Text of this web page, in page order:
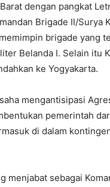
dengan pangkat
Brigade II/Surya
brigade yang
Belanda I. Selain itu
ke Yogyakarta.
mengantisipasi
pemerintah
di dalam
menjabat sebagai